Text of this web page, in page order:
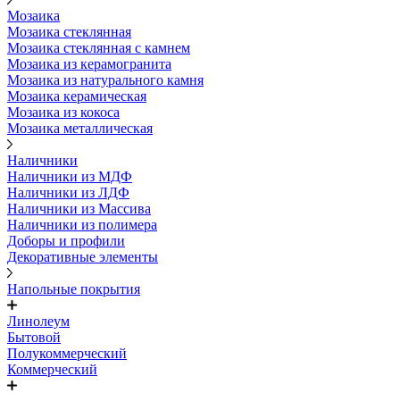
Мозаика
Мозаика стеклянная
Мозаика стеклянная с камнем
Мозаика из керамогранита
Мозаика из натурального камня
Мозаика керамическая
Мозаика из кокоса
Мозаика металлическая
Наличники
Наличники из МДФ
Наличники из ЛДФ
Наличники из Массива
Наличники из полимера
Доборы и профили
Декоративные элементы
Напольные покрытия
Линолеум
Бытовой
Полукоммерческий
Коммерческий